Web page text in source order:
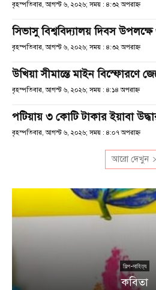
বৃহস্পতিবার, আগস্ট ৬, ২০২৬; সময় : ৪:৩২ অপরাহ্ণ
সিভাসু বিশ্ববিদ্যালয় দিবস
বৃহস্পতিবার, আগস্ট ৬, ২০২৬; সময় : ৪:৩২ অপরাহ্ণ
উখিয়া সীমান্তে মাইন বিস্ফোরণে
বৃহস্পতিবার, আগস্ট ৬, ২০২৬; সময় : ৪:১৪ অপরাহ্ণ
পটিয়ায় ৩ কোটি টাকার ইয়াবা
বৃহস্পতিবার, আগস্ট ৬, ২০২৬; সময় : ৪:০৭ অপরাহ্ণ
আরো দেখুন
শিল্প-সাহিত্য
কবিতা